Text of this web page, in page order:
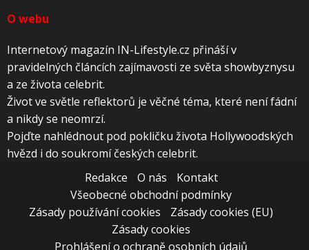
O webu
Internetový magazín IN-Lifestyle.cz přináší v
pravidelných článcích zajímavosti ze světa showbyznysu
a ze života celebrit.
Život ve světle reflektorů je věčné téma, které není fádní
a nikdy se neomrzí.
Pojďte nahlédnout pod pokličku života Hollywoodských
hvězd i do soukromí českých celebrit.
Redakce
O nás
Kontakt
Všeobecné obchodní podmínky
Zásady používání cookies
Zásady cookies (EU)
Zásady cookies
Prohlášení o ochraně osobních údajů